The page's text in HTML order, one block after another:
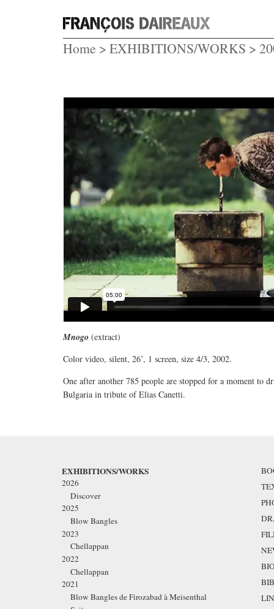
Home > EXHIBITIONS/WORKS >
Mnogo (extract)
Color video, silent, 26’, 1 screen, size 4/3, 2002.
One after another 785 people are stopped for a moment to
Bulgaria in tribute of Elias Canetti.
EXHIBITIONS/WORKS
2026
Discover
2025
Blow Bangles
2023
Chellappan
2022
Chellappan
2021
Blow Bangles de Firozabad à Meisenthal